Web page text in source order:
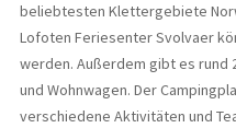
beliebtesten Klettergebiete
Lofoten Feriesenter Svolvaer
werden. Außerdem gibt es rund
und Wohnwagen. Der
verschiedene Aktivitäten und